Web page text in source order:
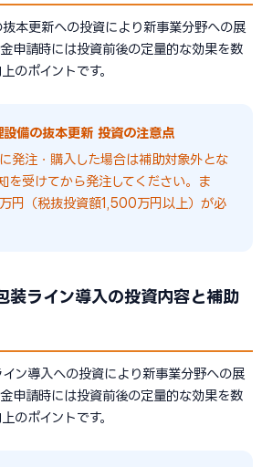
本更新への投資により新事業分野への展
申請時には投資前後の定量的な効果を数
のポイントです。
備の抜本更新 投資の注意点
発注・購入した場合は補助対象外とな
を受けてから発注してください。ま
円（税抜投資額1,500万円以上）が必
装ライン導入の投資内容と補助
ン導入への投資により新事業分野への展
申請時には投資前後の定量的な効果を数
のポイントです。